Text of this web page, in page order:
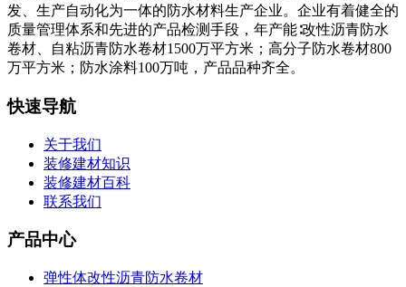
发、生产自动化为一体的防水材料生产企业。企业有着健全的
质量管理体系和先进的产品检测手段，年产能∶改性沥青防水
卷材、自粘沥青防水卷材1500万平方米；高分子防水卷材800
万平方米；防水涂料100万吨，产品品种齐全。
快速导航
关于我们
装修建材知识
装修建材百科
联系我们
产品中心
弹性体改性沥青防水卷材